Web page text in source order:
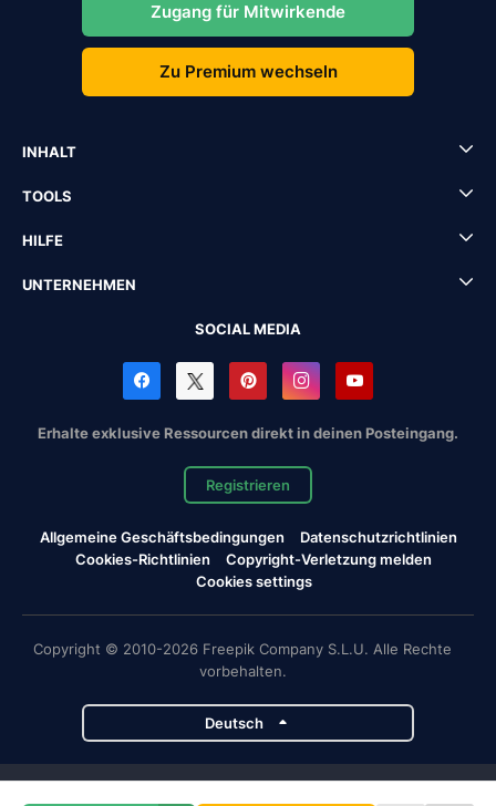
Zugang für Mitwirkende
Zu Premium wechseln
INHALT
TOOLS
HILFE
UNTERNEHMEN
SOCIAL MEDIA
Erhalte exklusive Ressourcen direkt in deinen Posteingang.
Registrieren
Allgemeine Geschäftsbedingungen
Datenschutzrichtlinien
Cookies-Richtlinien
Copyright-Verletzung melden
Cookies settings
Copyright © 2010-2026 Freepik Company S.L.U. Alle Rechte
vorbehalten.
Deutsch